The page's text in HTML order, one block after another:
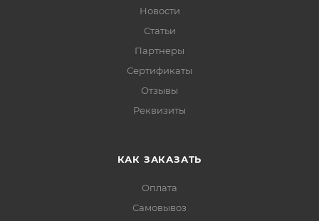
Новости
Статьи
Партнеры
Сертификаты
Отзывы
Реквизиты
КАК ЗАКАЗАТЬ
Оплата
Самовывоз